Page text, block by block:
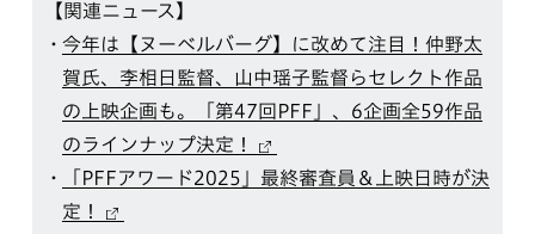
【関連ニュース】
今年は【ヌーベルバーグ】に改めて注目！仲野太
賀氏、李相日監督、山中瑶子監督らセレクト作品
の上映企画も。「第47回PFF」、6企画全59作品
のラインナップ決定！
「PFFアワード2025」最終審査員＆上映日時が決
定！